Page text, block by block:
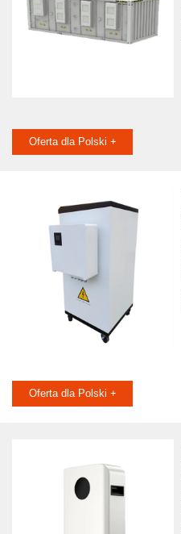
Oferta dla Polski +
Oferta dla Polski +